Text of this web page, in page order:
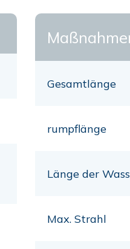
Gesamtlänge
rumpflänge
Länge der
Max. Strahl